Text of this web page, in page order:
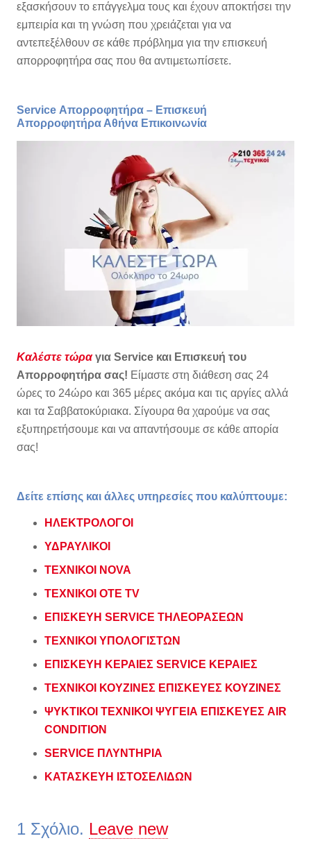
εξασκήσουν το επάγγελμα τους και έχουν αποκτήσει την
εμπειρία και τη γνώση που χρειάζεται για να
αντεπεξέλθουν σε κάθε πρόβλημα για την επισκευή
απορροφητήρα σας που θα αντιμετωπίσετε.
Service Απορροφητήρα – Επισκευή
Απορροφητήρα Αθήνα Επικοινωνία
Καλέστε τώραγια Service και Επισκευή του
Απορροφητήρα σας! Είμαστε στη διάθεση σας 24
ώρες το 24ώρο και 365 μέρες ακόμα και τις αργίες αλλά
και τα Σαββατοκύριακα. Σίγουρα θα χαρούμε να σας
εξυπηρετήσουμε και να απαντήσουμε σε κάθε απορία
σας!
Δείτε επίσης και άλλες υπηρεσίες που καλύπτουμε:
ΗΛΕΚΤΡΟΛΟΓΟΙ
ΥΔΡΑΥΛΙΚΟΙ
ΤΕΧΝΙΚΟΙ NOVA
ΤΕΧΝΙΚΟΙ ΟΤΕ ΤV
ΕΠΙΣΚΕΥΗ SERVICE ΤΗΛΕΟΡΑΣΕΩΝ
ΤΕΧΝΙΚΟΙ ΥΠΟΛΟΓΙΣΤΩΝ
ΕΠΙΣΚΕΥΗ ΚΕΡΑΙΕΣ SERVICE ΚΕΡΑΙΕΣ
ΤΕΧΝΙΚΟΙ ΚΟΥΖΙΝΕΣ ΕΠΙΣΚΕΥΕΣ ΚΟΥΖΙΝΕΣ
ΨΥΚΤΙΚΟΙ ΤΕΧΝΙΚΟΙ ΨΥΓΕΙΑ ΕΠΙΣΚΕΥΕΣ AIR
CONDITION
SERVICE ΠΛΥΝΤΗΡΙΑ
ΚΑΤΑΣΚΕΥΗ ΙΣΤΟΣΕΛΙΔΩΝ
1 Σχόλιο. Leave new